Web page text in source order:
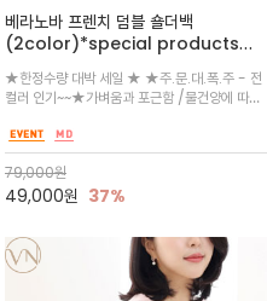
베라노바 프렌치 덤블 숄더백
(2color)*special products
의 포근함을 담은 부드러운 보아 퍼 소재
와 감각적인 프렌치 자수 레터링이 돋보
이는 숄더/가벼운 무게감과 부드러운 터
치감으로 매일 손이 가게 될 매력적인 아
이
★한정수량 대박 세일 ★ ★주.문.대.폭.주 - 전
컬러 인기~~★가벼움과 포근함 /물건양에 따라
롭 형태의 핸들은 벨벳 코듀로이 질감의 스트랩
을 사용해 장시간 착용에도 어깨가 편안하며 미
끄러짐을 방지/데일리 아이템
79,000원
49,000원 37%